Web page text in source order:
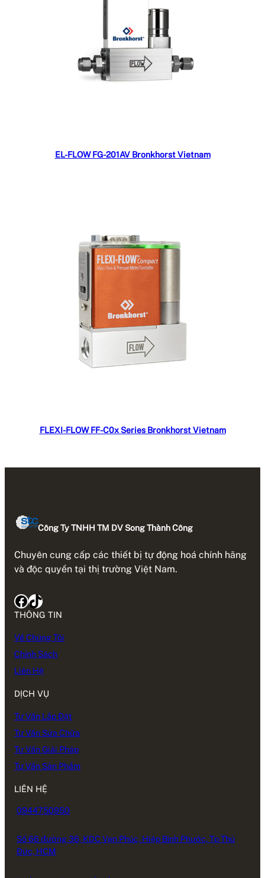
Đọc tiếp
EL-FLOW FG-201AV Bronkhorst Vietnam
Đọc tiếp
FLEXI-FLOW FF-C0x Series Bronkhorst Vietnam
Công Ty TNHH TM DV Song Thành Công
Chuyên cung cấp các thiết bị tự động hoá chính hãng
và độc quyền tại thị trường Việt Nam.
Facebook TikTok
THÔNG TIN
Về Chúng Tôi
Chính Sách
Liên Hệ
DỊCH VỤ
Tư Vấn Lắp Đặt
Tư Vấn Sửa Chữa
Tư Vấn Giải Pháp
Tư Vấn Sản Phẩm
LIÊN HỆ
0944750950
Số 66 đường 36, KDC Vạn Phúc, Hiệp Bình Phước, Tp Thủ
Đức, HCM